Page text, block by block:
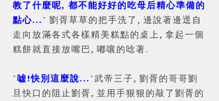
教了什麼呢, 都不能好好的吃母后精心準備的
點心..." 劉胥草草的把手洗了, 邊說著邊逕自
走向放滿各式各樣精美糕點的桌上, 拿起一個
糕餅就直接放嘴巴, 嘟嚷的唸著.
"嘘!快別這麼說..."武帝三子, 劉胥的哥哥劉
旦快口的阻止劉胥, 並用手狠狠的敲了劉胥的